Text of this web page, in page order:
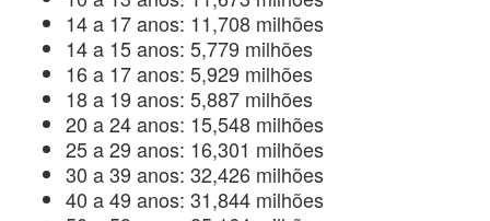
14 a 17 anos: 11,708 milhões
14 a 15 anos: 5,779 milhões
16 a 17 anos: 5,929 milhões
18 a 19 anos: 5,887 milhões
20 a 24 anos: 15,548 milhões
25 a 29 anos: 16,301 milhões
30 a 39 anos: 32,426 milhões
40 a 49 anos: 31,844 milhões